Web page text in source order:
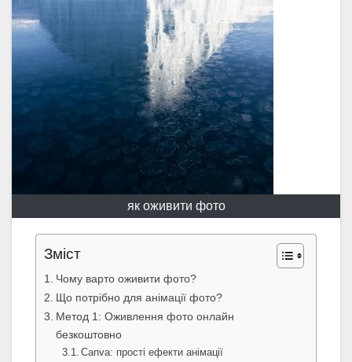
як оживити фото
Зміст
Чому варто оживити фото?
Що потрібно для анімації фото?
Метод 1: Оживлення фото онлайн
безкоштовно
Canva: прості ефекти анімації